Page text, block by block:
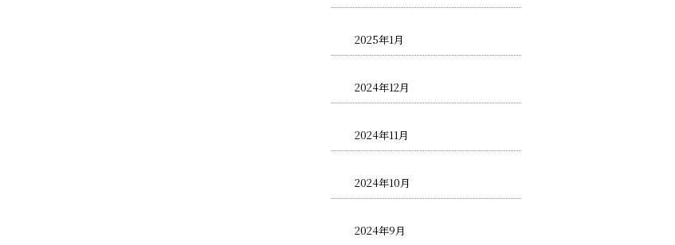
2025年1月
2024年12月
2024年11月
2024年10月
2024年9月